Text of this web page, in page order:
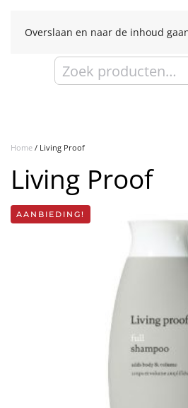
Overslaan en naar de inhoud
Zoeken
naar:
Home / Living Proof
Living Proof
AANBIEDING!